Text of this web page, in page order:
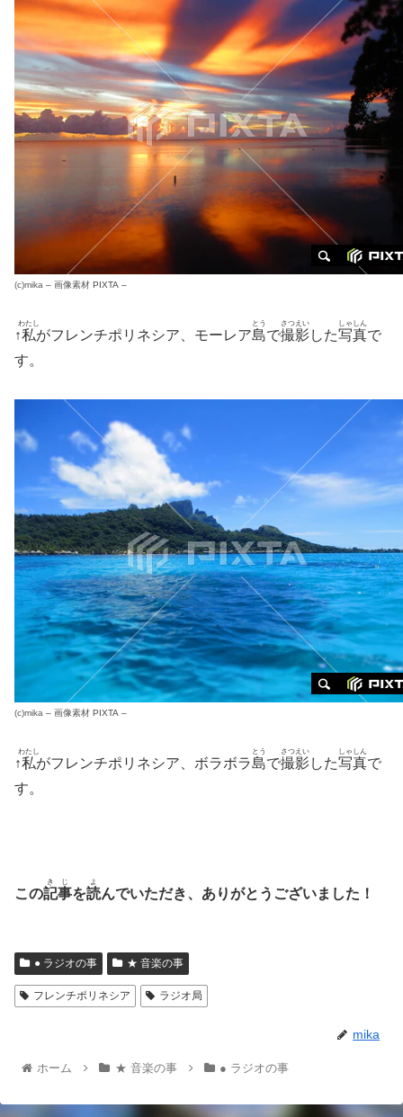
(c)mika – 画像素材 PIXTA –
↑私
わたし
がフレンチポリネシア、モーレア島
とう
で撮影
さつえい
した写真
しゃしん
で
す。
(c)mika – 画像素材 PIXTA –
↑私
わたし
がフレンチポリネシア、ボラボラ島
とう
で撮影
さつえい
した写真
しゃしん
で
す。
この記事
きじ
を読
よ
んでいただき、ありがとうございました！
● ラジオの事 ★ 音楽の事
フレンチポリネシア ラジオ局
mika
ホーム ★ 音楽の事 ● ラジオの事